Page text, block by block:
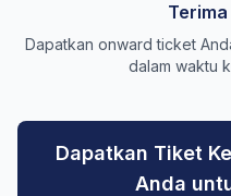
Dapatkan onward ticket
dalam waktu
Dapatkan Tiket
Anda